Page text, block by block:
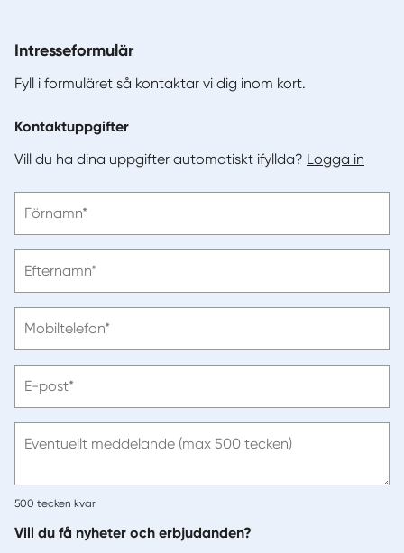
Intresseformulär
Fyll i formuläret så kontaktar vi dig inom kort.
Kontaktuppgifter
Vill du ha dina uppgifter automatiskt ifyllda? Logga in
ange
Förnamn*
ange
Efternamn*
ange
Mobiltelefon*
ange
post
E-post*
Eventuellt meddelande (max 500 tecken)
500 tecken kvar
Vill du få nyheter och erbjudanden?